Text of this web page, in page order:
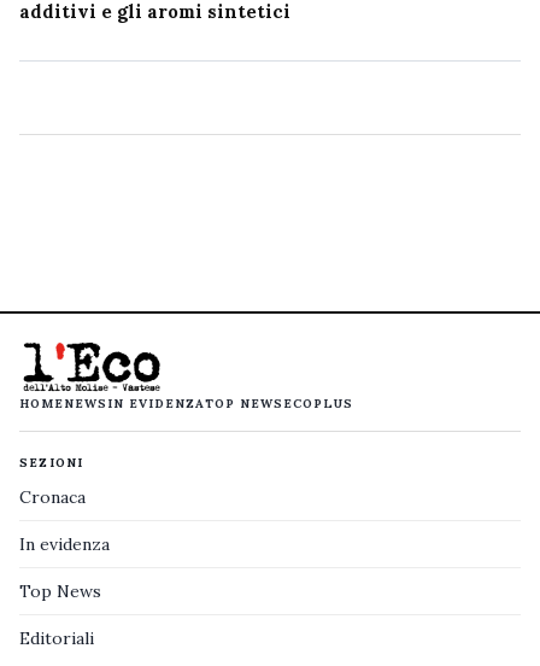
additivi e gli aromi sintetici
HOMENEWS IN EVIDENZATOP NEWS ECOPLUS
SEZIONI
Cronaca
In evidenza
Top News
Editoriali